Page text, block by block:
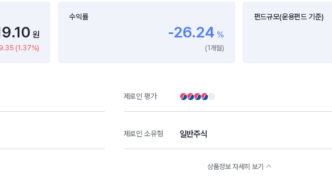
원
(1.37%)
수익률
-26.24 %
(1개월)
펀드규모(운용펀드 기준)
제로인 평가
제로인 소유형 일반주식
상품정보 자세히 보기